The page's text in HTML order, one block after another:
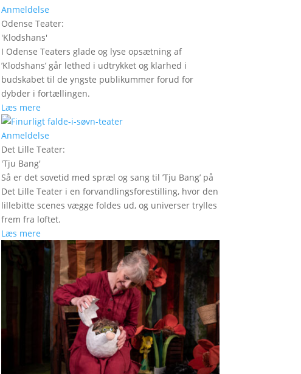
Anmeldelse
Odense Teater:
'Klodshans'
I Odense Teaters glade og lyse opsætning af
’Klodshans’ går lethed i udtrykket og klarhed i
budskabet til de yngste publikummer forud for
dybder i fortællingen.
Læs mere
Anmeldelse
Det Lille Teater:
'Tju Bang'
Så er det sovetid med spræl og sang til ’Tju Bang’ på
Det Lille Teater i en forvandlingsforestilling, hvor den
lillebitte scenes vægge foldes ud, og universer trylles
frem fra loftet.
Læs mere